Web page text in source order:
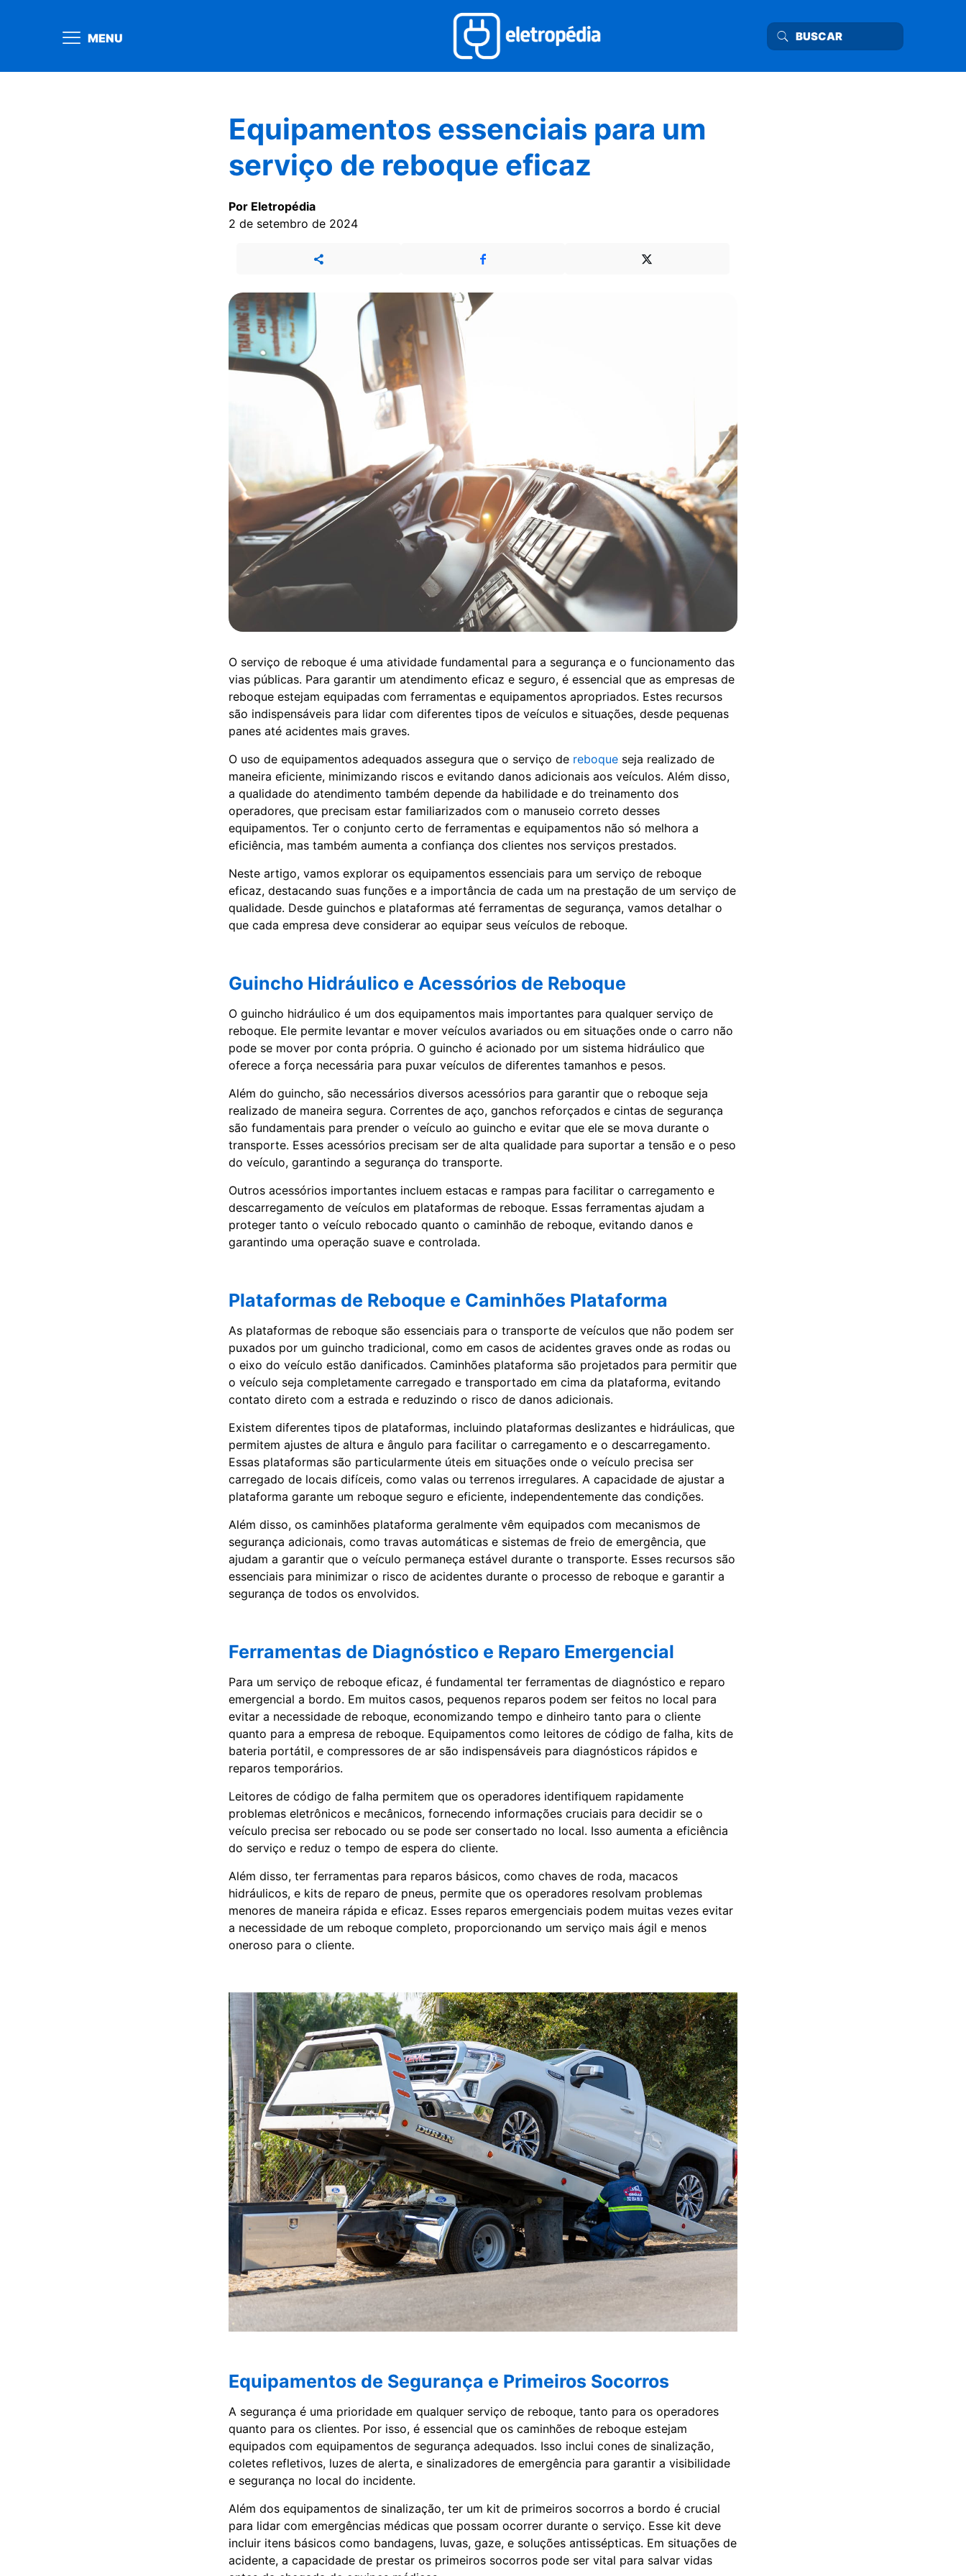
MENU
Equipamentos essenciais para um
serviço de reboque eficaz
Por Eletropédia
2 de setembro de 2024
O serviço de reboque é uma atividade fundamental para a segurança e o funcionamento das
vias públicas. Para garantir um atendimento eficaz e seguro, é essencial que as empresas de
reboque estejam equipadas com ferramentas e equipamentos apropriados. Estes recursos
são indispensáveis para lidar com diferentes tipos de veículos e situações, desde pequenas
panes até acidentes mais graves.
O uso de equipamentos adequados assegura que o serviço de reboque seja realizado de
maneira eficiente, minimizando riscos e evitando danos adicionais aos veículos. Além disso,
a qualidade do atendimento também depende da habilidade e do treinamento dos
operadores, que precisam estar familiarizados com o manuseio correto desses
equipamentos. Ter o conjunto certo de ferramentas e equipamentos não só melhora a
eficiência, mas também aumenta a confiança dos clientes nos serviços prestados.
Neste artigo, vamos explorar os equipamentos essenciais para um serviço de reboque
eficaz, destacando suas funções e a importância de cada um na prestação de um serviço de
qualidade. Desde guinchos e plataformas até ferramentas de segurança, vamos detalhar o
que cada empresa deve considerar ao equipar seus veículos de reboque.
Guincho Hidráulico e Acessórios de Reboque
O guincho hidráulico é um dos equipamentos mais importantes para qualquer serviço de
reboque. Ele permite levantar e mover veículos avariados ou em situações onde o carro não
pode se mover por conta própria. O guincho é acionado por um sistema hidráulico que
oferece a força necessária para puxar veículos de diferentes tamanhos e pesos.
Além do guincho, são necessários diversos acessórios para garantir que o reboque seja
realizado de maneira segura. Correntes de aço, ganchos reforçados e cintas de segurança
são fundamentais para prender o veículo ao guincho e evitar que ele se mova durante o
transporte. Esses acessórios precisam ser de alta qualidade para suportar a tensão e o peso
do veículo, garantindo a segurança do transporte.
Outros acessórios importantes incluem estacas e rampas para facilitar o carregamento e
descarregamento de veículos em plataformas de reboque. Essas ferramentas ajudam a
proteger tanto o veículo rebocado quanto o caminhão de reboque, evitando danos e
garantindo uma operação suave e controlada.
Plataformas de Reboque e Caminhões Plataforma
As plataformas de reboque são essenciais para o transporte de veículos que não podem ser
puxados por um guincho tradicional, como em casos de acidentes graves onde as rodas ou
o eixo do veículo estão danificados. Caminhões plataforma são projetados para permitir que
o veículo seja completamente carregado e transportado em cima da plataforma, evitando
contato direto com a estrada e reduzindo o risco de danos adicionais.
Existem diferentes tipos de plataformas, incluindo plataformas deslizantes e hidráulicas, que
permitem ajustes de altura e ângulo para facilitar o carregamento e o descarregamento.
Essas plataformas são particularmente úteis em situações onde o veículo precisa ser
carregado de locais difíceis, como valas ou terrenos irregulares. A capacidade de ajustar a
plataforma garante um reboque seguro e eficiente, independentemente das condições.
Além disso, os caminhões plataforma geralmente vêm equipados com mecanismos de
segurança adicionais, como travas automáticas e sistemas de freio de emergência, que
ajudam a garantir que o veículo permaneça estável durante o transporte. Esses recursos são
essenciais para minimizar o risco de acidentes durante o processo de reboque e garantir a
segurança de todos os envolvidos.
Ferramentas de Diagnóstico e Reparo Emergencial
Para um serviço de reboque eficaz, é fundamental ter ferramentas de diagnóstico e reparo
emergencial a bordo. Em muitos casos, pequenos reparos podem ser feitos no local para
evitar a necessidade de reboque, economizando tempo e dinheiro tanto para o cliente
quanto para a empresa de reboque. Equipamentos como leitores de código de falha, kits de
bateria portátil, e compressores de ar são indispensáveis para diagnósticos rápidos e
reparos temporários.
Leitores de código de falha permitem que os operadores identifiquem rapidamente
problemas eletrônicos e mecânicos, fornecendo informações cruciais para decidir se o
veículo precisa ser rebocado ou se pode ser consertado no local. Isso aumenta a eficiência
do serviço e reduz o tempo de espera do cliente.
Além disso, ter ferramentas para reparos básicos, como chaves de roda, macacos
hidráulicos, e kits de reparo de pneus, permite que os operadores resolvam problemas
menores de maneira rápida e eficaz. Esses reparos emergenciais podem muitas vezes evitar
a necessidade de um reboque completo, proporcionando um serviço mais ágil e menos
oneroso para o cliente.
Equipamentos de Segurança e Primeiros Socorros
A segurança é uma prioridade em qualquer serviço de reboque, tanto para os operadores
quanto para os clientes. Por isso, é essencial que os caminhões de reboque estejam
equipados com equipamentos de segurança adequados. Isso inclui cones de sinalização,
coletes refletivos, luzes de alerta, e sinalizadores de emergência para garantir a visibilidade
e segurança no local do incidente.
Além dos equipamentos de sinalização, ter um kit de primeiros socorros a bordo é crucial
para lidar com emergências médicas que possam ocorrer durante o serviço. Esse kit deve
incluir itens básicos como bandagens, luvas, gaze, e soluções antissépticas. Em situações de
acidente, a capacidade de prestar os primeiros socorros pode ser vital para salvar vidas